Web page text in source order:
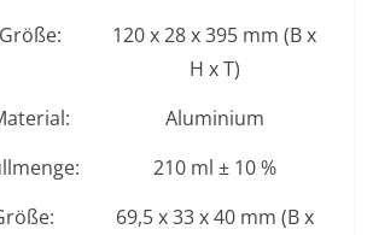
120 x 28 x 395 mm (B x
H x T)
Aluminium
210 ml ± 10 %
69,5 x 33 x 40 mm (B x